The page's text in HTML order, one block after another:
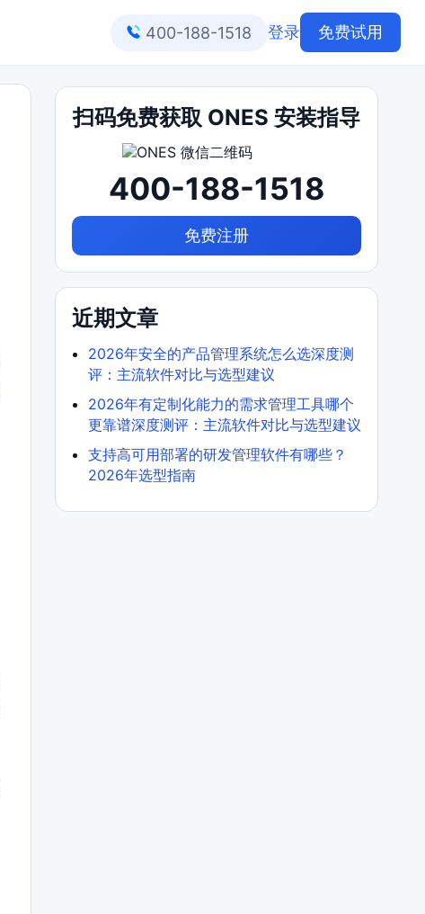
400-188-1518 登录 免费试用
扫码免费获取 ONES 安装指导
400-188-1518
免费注册
近期文章
2026年安全的产品管理系统怎么选深度测
评：主流软件对比与选型建议
2026年有定制化能力的需求管理工具哪个
更靠谱深度测评：主流软件对比与选型建议
支持高可用部署的研发管理软件有哪些？
2026年选型指南